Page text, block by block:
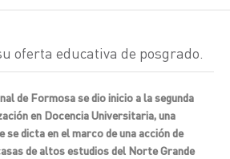
oferta educativa de posgrado.
de Formosa se dio inicio a la segunda
en Docencia Universitaria, una
se dicta en el marco de una acción de
de altos estudios del Norte Grande